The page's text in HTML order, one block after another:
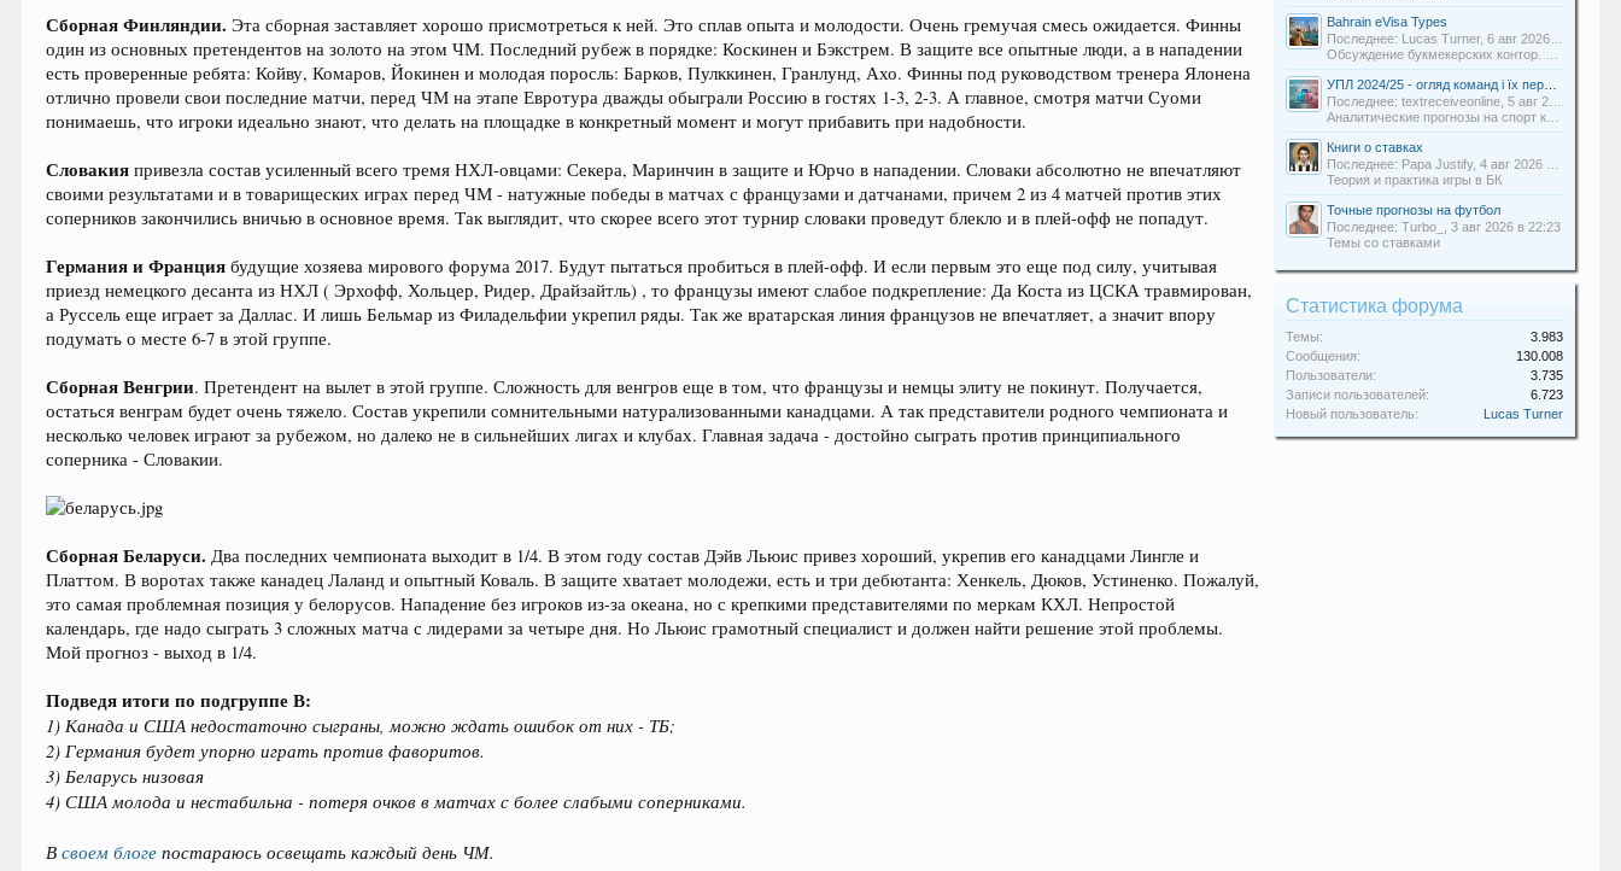
Сборная Финляндии.Эта сборная заставляет хорошо присмотреться к ней. Это сплав опыта и молодости. Очень гремучая смесь ожидается. Финны
один из основных претендентов на золото на этом ЧМ. Последний рубеж в порядке: Коскинен и Бэкстрем. В защите все опытные люди, а в нападении
есть проверенные ребята: Койву, Комаров, Йокинен и молодая поросль: Барков, Пулккинен, Гранлунд, Ахо. Финны под руководством тренера Ялонена
отлично провели свои последние матчи, перед ЧМ на этапе Евротура дважды обыграли Россию в гостях 1-3, 2-3. А главное, смотря матчи Суоми
понимаешь, что игроки идеально знают, что делать на площадке в конкретный момент и могут прибавить при надобности.
Словакия привезла состав усиленный всего тремя НХЛ-овцами: Секера, Маринчин в защите и Юрчо в нападении. Словаки абсолютно не впечатляют
своими результатами и в товарищеских играх перед ЧМ - натужные победы в матчах с французами и датчанами, причем 2 из 4 матчей против этих
соперников закончились вничью в основное время. Так выглядит, что скорее всего этот турнир словаки проведут блекло и в плей-офф не попадут.
Германия и Франция будущие хозяева мирового форума 2017. Будут пытаться пробиться в плей-офф. И если первым это еще под силу, учитывая
приезд немецкого десанта из НХЛ ( Эрхофф, Хольцер, Ридер, Драйзайтль) , то французы имеют слабое подкрепление: Да Коста из ЦСКА травмирован,
а Руссель еще играет за Даллас. И лишь Бельмар из Филадельфии укрепил ряды. Так же вратарская линия французов не впечатляет, а значит впору
подумать о месте 6-7 в этой группе.
Сборная Венгрии. Претендент на вылет в этой группе. Сложность для венгров еще в том, что французы и немцы элиту не покинут. Получается,
остаться венграм будет очень тяжело. Состав укрепили сомнительными натурализованными канадцами. А так представители родного чемпионата и
несколько человек играют за рубежом, но далеко не в сильнейших лигах и клубах. Главная задача - достойно сыграть против принципиального
соперника - Словакии.
Сборная Беларуси. Два последних чемпионата выходит в 1/4. В этом году состав Дэйв Льюис привез хороший, укрепив его канадцами Лингле и
Платтом. В воротах также канадец Лаланд и опытный Коваль. В защите хватает молодежи, есть и три дебютанта: Хенкель, Дюков, Устиненко. Пожалуй,
это самая проблемная позиция у белорусов. Нападение без игроков из-за океана, но с крепкими представителями по меркам КХЛ. Непростой
календарь, где надо сыграть 3 сложных матча с лидерами за четыре дня. Но Льюис грамотный специалист и должен найти решение этой проблемы.
Мой прогноз - выход в 1/4.
Подведя итоги по подгруппе В:
1) Канада и США недостаточно сыграны, можно ждать ошибок от них - ТБ;
2) Германия будет упорно играть против фаворитов.
3) Беларусь низовая
4) США молода и нестабильна - потеря очков в матчах с более слабыми соперниками.
Всвоем блоге постараюсь освещать каждый день ЧМ.
Bahrain eVisa Types
Последнее: Lucas Turner, 6 авг 2026 в 13:16
УПЛ 2024/25 - огляд команд і їх перспективи
Последнее: textreceiveonline, 5 авг 2026 в 20:54
Аналитические прогнозы на спорт команды Uabets
Книги о ставках
Последнее: Papa Justify, 4 авг 2026 в 00:12
Теория и практика игры в БК
Точные прогнозы на футбол
Последнее: Turbo_, 3 авг 2026 в 22:23
Темы со ставками
Статистика форума
Темы:
3.983
Сообщения:
130.008
Пользователи:
3.735
Записи пользователей:
6.723
Новый пользователь:
Lucas Turner